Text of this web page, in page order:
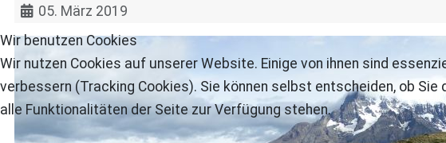
05. März 2019
Wir benutzen Cookies
Wir nutzen Cookies auf unserer Website. Einige von ihnen sind
verbessern (Tracking Cookies). Sie können selbst entscheiden, ob
alle Funktionalitäten der Seite zur Verfügung stehen.